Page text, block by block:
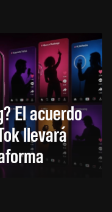
El acuerdo
llevará